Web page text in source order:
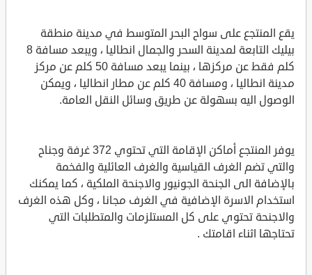
يقع المنتجع على سواح البحر المتوسط في مدينة منطقة
بيليك التابعة لمدينة السحر والجمال انطاليا ، ويبعد مسافة 8
كلم فقط عن مركزها ، بينما يبعد مسافة 50 كلم عن مركز
مدينة انطاليا ، ومسافة 40 كلم عن مطار انطاليا ، ويمكن
الوصول اليه بسهولة عن طريق وسائل النقل العامة.
يوفر المنتجع أماكن الإقامة التي تحتوي 372 غرفة وجناح
والتي تضم الغرف القياسية والغرف العائلية والفخمة
بالإضافة الى الجنحة الجونيور والاجنحة الملكية ، كما يمكنك
استخدام الاسرة الإضافية في الغرف مجانا ، وكل هذه الغرف
والاجنحة تحتوي على كل المستلزمات والمتطلبات التي
تحتاجها اثناء اقامتك .